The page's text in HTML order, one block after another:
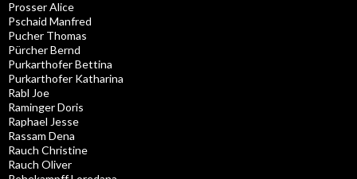
Prosser Alice
Pschaid Manfred
Pucher Thomas
Pürcher Bernd
Purkarthofer Bettina
Purkarthofer Katharina
Rabl Joe
Raminger Doris
Raphael Jesse
Rassam Dena
Rauch Christine
Rauch Oliver